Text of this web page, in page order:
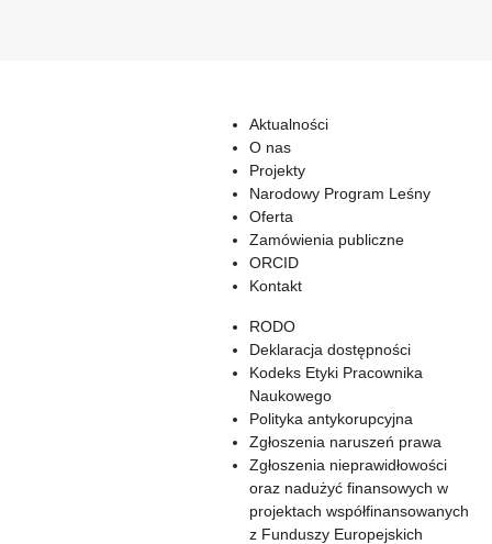
Aktualności
O nas
Projekty
Narodowy Program Leśny
Oferta
Zamówienia publiczne
ORCID
Kontakt
RODO
Deklaracja dostępności
Kodeks Etyki Pracownika
Naukowego
Polityka antykorupcyjna
Zgłoszenia naruszeń prawa
Zgłoszenia nieprawidłowości
oraz nadużyć finansowych w
projektach współfinansowanych
z Funduszy Europejskich